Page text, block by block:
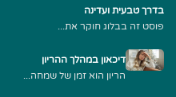
בדרך טבעית ועדינה
פוסט זה בבלוג חוקר את...
דיכאון במהלך ההריון
הריון הוא זמן של שמחה...